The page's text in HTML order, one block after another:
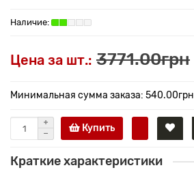
Цена за шт.: 3771.00грн
Минимальная сумма заказа: 540.00грн
Купить
Краткие характеристики